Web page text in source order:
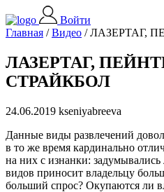
Войти
Главная /Видео /ЛАЗЕРТАГ,
ЛАЗЕРТАГ,
СТРАЙКБОЛ
24.06.2019 kseniyabreeva
Данные виды развлечений
в то же время кардинально
на них с изнанки:
видов приносит владельцу
больший спрос? Окупаются ли